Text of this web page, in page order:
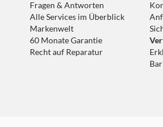
Fragen & Antworten
Alle Services im Überblick
Markenwelt
60 Monate Garantie
Recht auf Reparatur